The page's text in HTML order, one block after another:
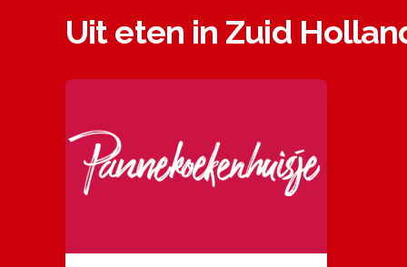
Uit eten in Zuid